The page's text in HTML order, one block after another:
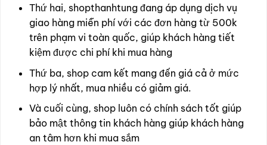
Thứ hai, shopthanhtung đang áp dụng dịch vụ
giao hàng miễn phí với các đơn hàng từ 500k
trên phạm vi toàn quốc, giúp khách hàng tiết
kiệm được chi phí khi mua hàng
Thứ ba, shop cam kết mang đến giá cả ở mức
hợp lý nhất, mua nhiều có giảm giá.
Và cuối cùng, shop luôn có chính sách tốt giúp
bảo mật thông tin khách hàng giúp khách hàng
an tâm hơn khi mua sắm